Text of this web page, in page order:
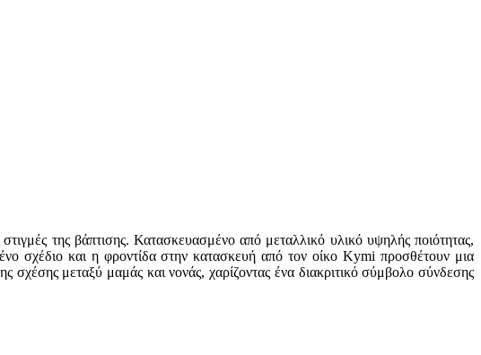
της βάπτισης. Κατασκευασμένο από μεταλλικό υλικό υψηλής ποιότητας,
σχέδιο και η φροντίδα στην κατασκευή από τον οίκο Kymi προσθέτουν μια
σχέσης μεταξύ μαμάς και νονάς, χαρίζοντας ένα διακριτικό σύμβολο σύνδεσης